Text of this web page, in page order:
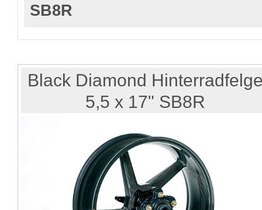
SB8R
Black Diamond
5,5 x 17" SB8R